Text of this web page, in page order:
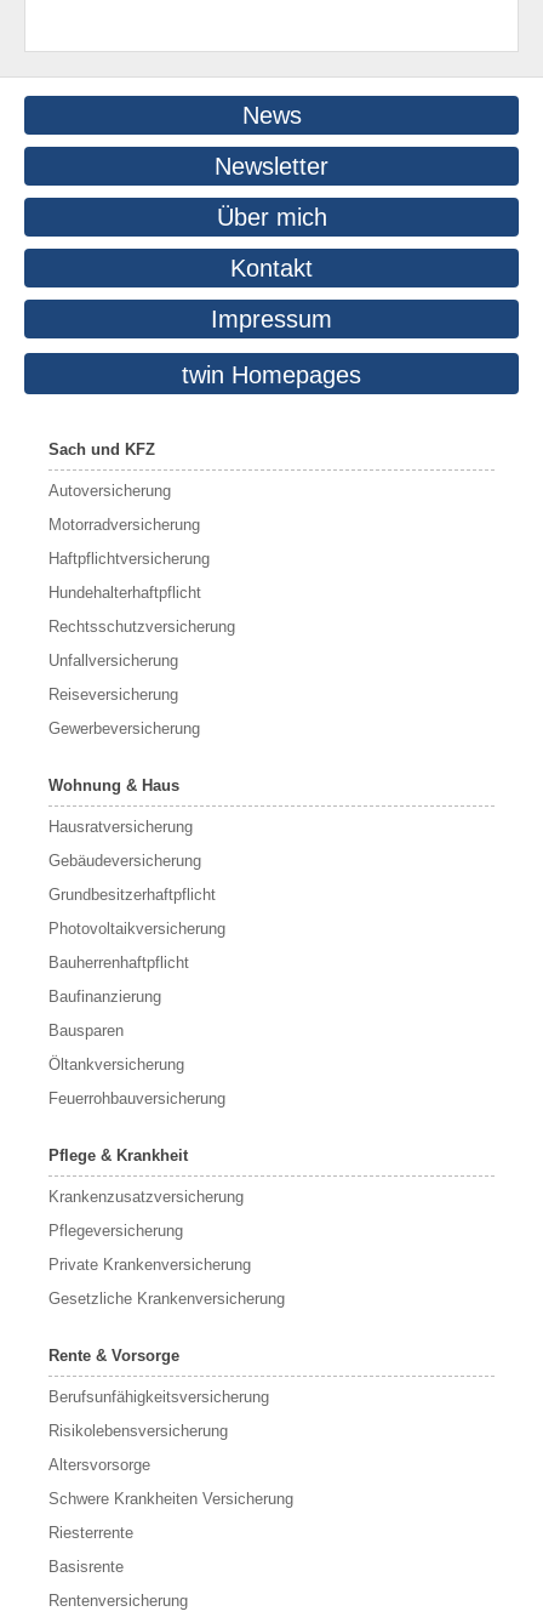
News
Newsletter
Über mich
Kontakt
Impressum
twin Homepages
Sach und KFZ
Autoversicherung
Motorradversicherung
Haftpflichtversicherung
Hundehalterhaftpflicht
Rechtsschutzversicherung
Unfallversicherung
Reiseversicherung
Gewerbeversicherung
Wohnung & Haus
Hausratversicherung
Gebäudeversicherung
Grundbesitzerhaftpflicht
Photovoltaikversicherung
Bauherrenhaftpflicht
Baufinanzierung
Bausparen
Öltankversicherung
Feuerrohbauversicherung
Pflege & Krankheit
Krankenzusatzversicherung
Pflegeversicherung
Private Krankenversicherung
Gesetzliche Krankenversicherung
Rente & Vorsorge
Berufs­unfähigkeitsversicherung
Risikolebensversicherung
Altersvorsorge
Schwere Krankheiten Versicherung
Riesterrente
Basisrente
Rentenversicherung